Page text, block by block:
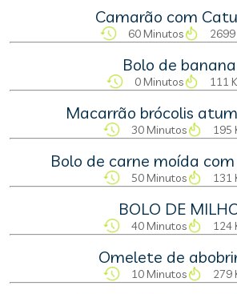
Camarão com
60 Minutos
Bolo de banana
0 Minutos 111
Macarrão brócolis
30 Minutos 195
Bolo de carne moída
50 Minutos 131
BOLO DE
40 Minutos 124
Omelete de
10 Minutos 279